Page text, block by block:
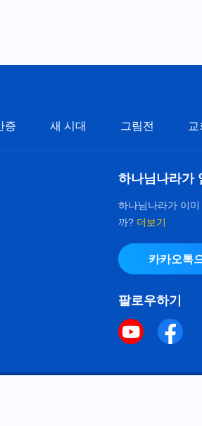
증 새 시대 그림전 교
하나님나라가
하나님나라가 이
까? 더보기
카카오톡
팔로우하기